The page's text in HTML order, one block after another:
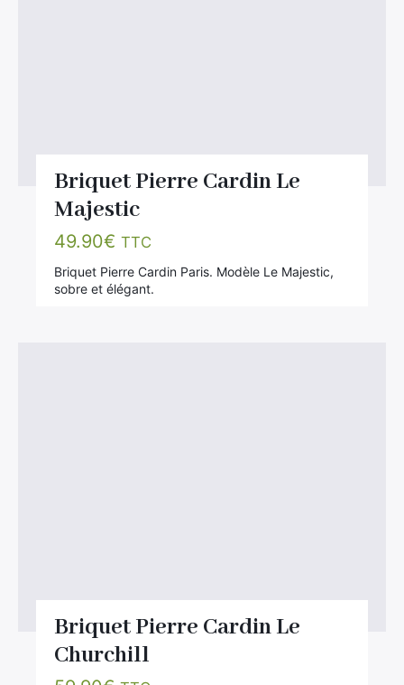
Briquet Pierre Cardin Le
Majestic
49.90€ TTC
Briquet Pierre Cardin Paris. Modèle Le Majestic,
sobre et élégant.
Briquet Pierre Cardin Le
Churchill